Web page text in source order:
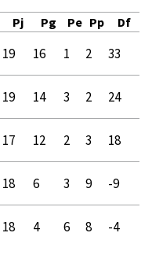
Pj Pg Pe Pp Df
19 16 1 2 33
19 14 3 2 24
17 12 2 3 18
18 6 3 9 -9
18 4 6 8 -4